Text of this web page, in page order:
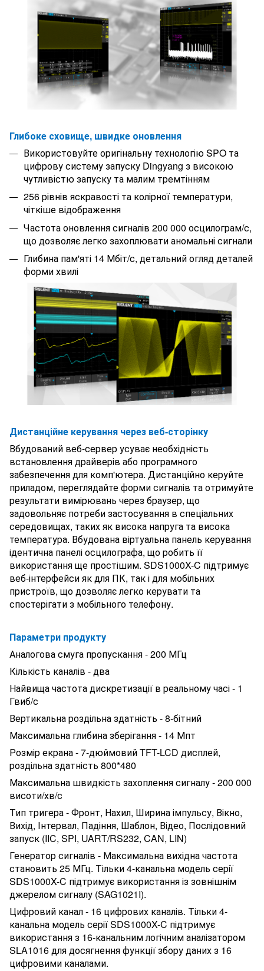
Глибоке сховище, швидке оновлення
Використовуйте оригінальну технологію SPO та
цифрову систему запуску Dingyang з високою
чутливістю запуску та малим тремтінням
256 рівнів яскравості та колірної температури,
чіткіше відображення
Частота оновлення сигналів 200 000 осцилограм/с,
що дозволяє легко захоплювати аномальні сигнали
Глибина пам'яті 14 Мбіт/с, детальний огляд деталей
форми хвилі
Дистанційне керування через веб-сторінку
Вбудований веб-сервер усуває необхідність
встановлення драйверів або програмного
забезпечення для комп'ютера. Дистанційно керуйте
приладом, переглядайте форми сигналів та отримуйте
результати вимірювань через браузер, що
задовольняє потреби застосування в спеціальних
середовищах, таких як висока напруга та висока
температура. Вбудована віртуальна панель керування
ідентична панелі осцилографа, що робить її
використання ще простішим. SDS1000X-C підтримує
веб-інтерфейси як для ПК, так і для мобільних
пристроїв, що дозволяє легко керувати та
спостерігати з мобільного телефону.
Параметри продукту
Аналогова смуга пропускання - 200 МГц
Кількість каналів - два
Найвища частота дискретизації в реальному часі - 1
Гвиб/с
Вертикальна роздільна здатність - 8-бітний
Максимальна глибина зберігання - 14 Мпт
Розмір екрана - 7-дюймовий TFT-LCD дисплей,
роздільна здатність 800*480
Максимальна швидкість захоплення сигналу - 200 000
висоти/хв/с
Тип тригера - Фронт, Нахил, Ширина імпульсу, Вікно,
Вихід, Інтервал, Падіння, Шаблон, Відео, Послідовний
запуск (IIC, SPI, UART/RS232, CAN, LIN)
Генератор сигналів - Максимальна вихідна частота
становить 25 МГц. Тільки 4-канальна модель серії
SDS1000X-C підтримує використання із зовнішнім
джерелом сигналу (SAG1021I).
Цифровий канал - 16 цифрових каналів. Тільки 4-
канальна модель серії SDS1000X-C підтримує
використання з 16-канальним логічним аналізатором
SLA1016 для досягнення функції збору даних з 16
цифровими каналами.